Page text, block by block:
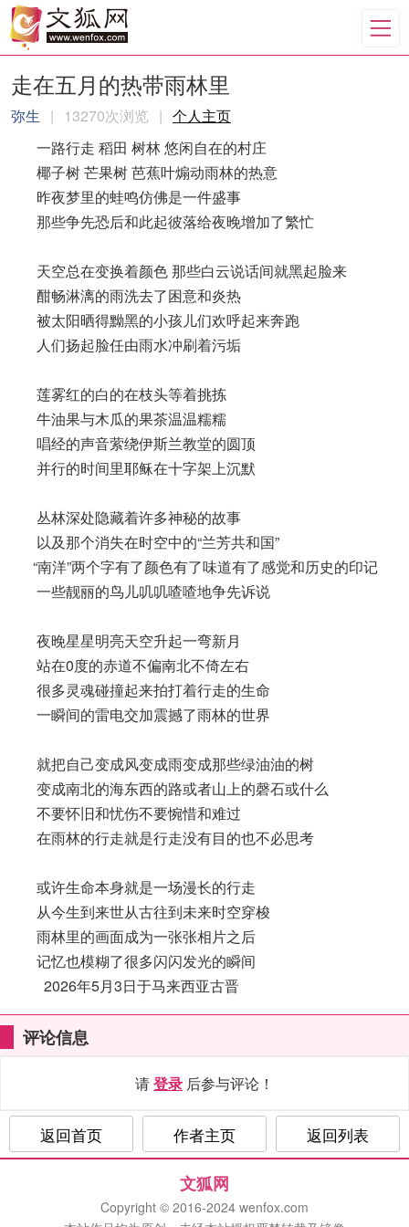
走在五月的热带雨林里
弥生 | 13270次浏览 | 个人主页
一路行走 稻田 树林 悠闲自在的村庄
椰子树 芒果树 芭蕉叶煽动雨林的热意
昨夜梦里的蛙鸣仿佛是一件盛事
那些争先恐后和此起彼落给夜晚增加了繁忙
天空总在变换着颜色 那些白云说话间就黑起脸来
酣畅淋漓的雨洗去了困意和炎热
被太阳晒得黝黑的小孩儿们欢呼起来奔跑
人们扬起脸任由雨水冲刷着污垢
莲雾红的白的在枝头等着挑拣
牛油果与木瓜的果茶温温糯糯
唱经的声音萦绕伊斯兰教堂的圆顶
并行的时间里耶稣在十字架上沉默
丛林深处隐藏着许多神秘的故事
以及那个消失在时空中的“兰芳共和国”
“南洋”两个字有了颜色有了味道有了感觉和历史的印记
一些靓丽的鸟儿叽叽喳喳地争先诉说
夜晚星星明亮天空升起一弯新月
站在0度的赤道不偏南北不倚左右
很多灵魂碰撞起来拍打着行走的生命
一瞬间的雷电交加震撼了雨林的世界
就把自己变成风变成雨变成那些绿油油的树
变成南北的海东西的路或者山上的磬石或什么
不要怀旧和忧伤不要惋惜和难过
在雨林的行走就是行走没有目的也不必思考
或许生命本身就是一场漫长的行走
从今生到来世从古往到未来时空穿梭
雨林里的画面成为一张张相片之后
记忆也模糊了很多闪闪发光的瞬间
2026年5月3日于马来西亚古晋
评论信息
请登录 后参与评论！
返回首页 作者主页 返回列表
文狐网
Copyright © 2016-2024 wenfox.com